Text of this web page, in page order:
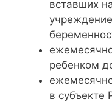
вставших
ребенком
в субъекте